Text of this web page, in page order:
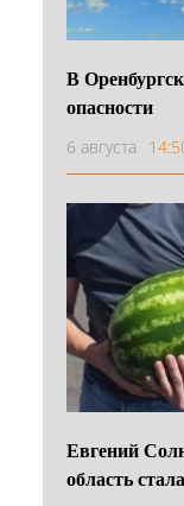
В
опасности
6 августа
Евгений
область